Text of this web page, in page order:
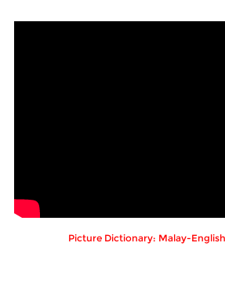
Picture Dictionary: Malay-